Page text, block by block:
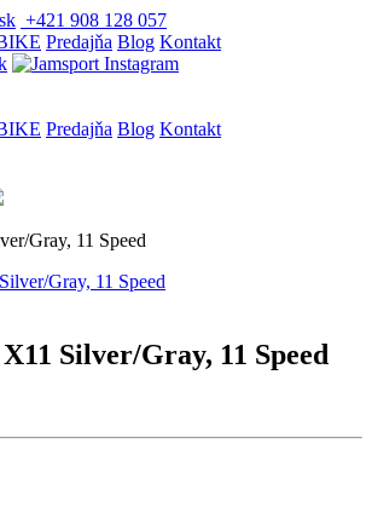
+421 908 128 057
Predajňa Blog Kontakt
Predajňa Blog Kontakt
Gray, 11 Speed
Silver/Gray, 11 Speed